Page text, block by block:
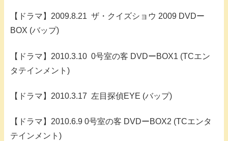
【ドラマ】2009.8.21 ザ・クイズショウ 2009 DVDー
BOX (バップ)
【ドラマ】2010.3.10 0号室の客 DVDーBOX1 (TCエン
タテインメント)
【ドラマ】2010.3.17 左目探偵EYE (バップ)
【ドラマ】2010.6.9 0号室の客 DVDーBOX2 (TCエンタ
テインメント)